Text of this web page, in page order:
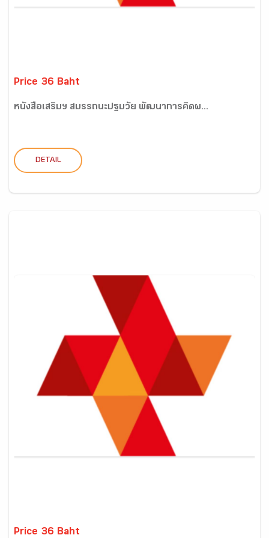
Price 36 Baht
หนังสือเสริมฯ สมรรถนะปฐมวัย พัฒนาการคิดผ...
DETAIL
Price 36 Baht